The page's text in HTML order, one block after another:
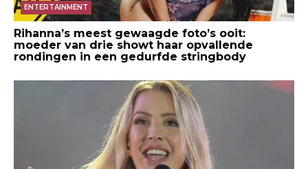
ENTERTAINMENT
Rihanna’s meest gewaagde foto’s ooit:
moeder van drie showt haar opvallende
rondingen in een gedurfde stringbody